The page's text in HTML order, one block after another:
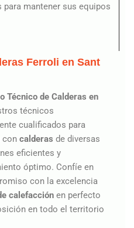
mantener sus equipos
Ferroli en Sant
Técnico de Calderas en
técnicos
cualificados para
con calderas de diversas
eficientes y
óptimo. Confíe en
con la excelencia
calefacción en perfecto
en todo el territorio